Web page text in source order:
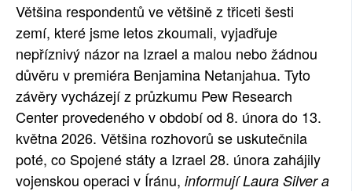
Většina respondentů ve většině z třiceti šesti
zemí, které jsme letos zkoumali, vyjadřuje
nepříznivý názor na Izrael a malou nebo žádnou
důvěru v premiéra Benjamina Netanjahua. Tyto
závěry vycházejí z průzkumu Pew Research
Center provedeného v období od 8. února do 13.
května 2026. Většina rozhovorů se uskutečnila
poté, co Spojené státy a Izrael 28. února zahájily
vojenskou operaci v Íránu, informují Laura Silver a